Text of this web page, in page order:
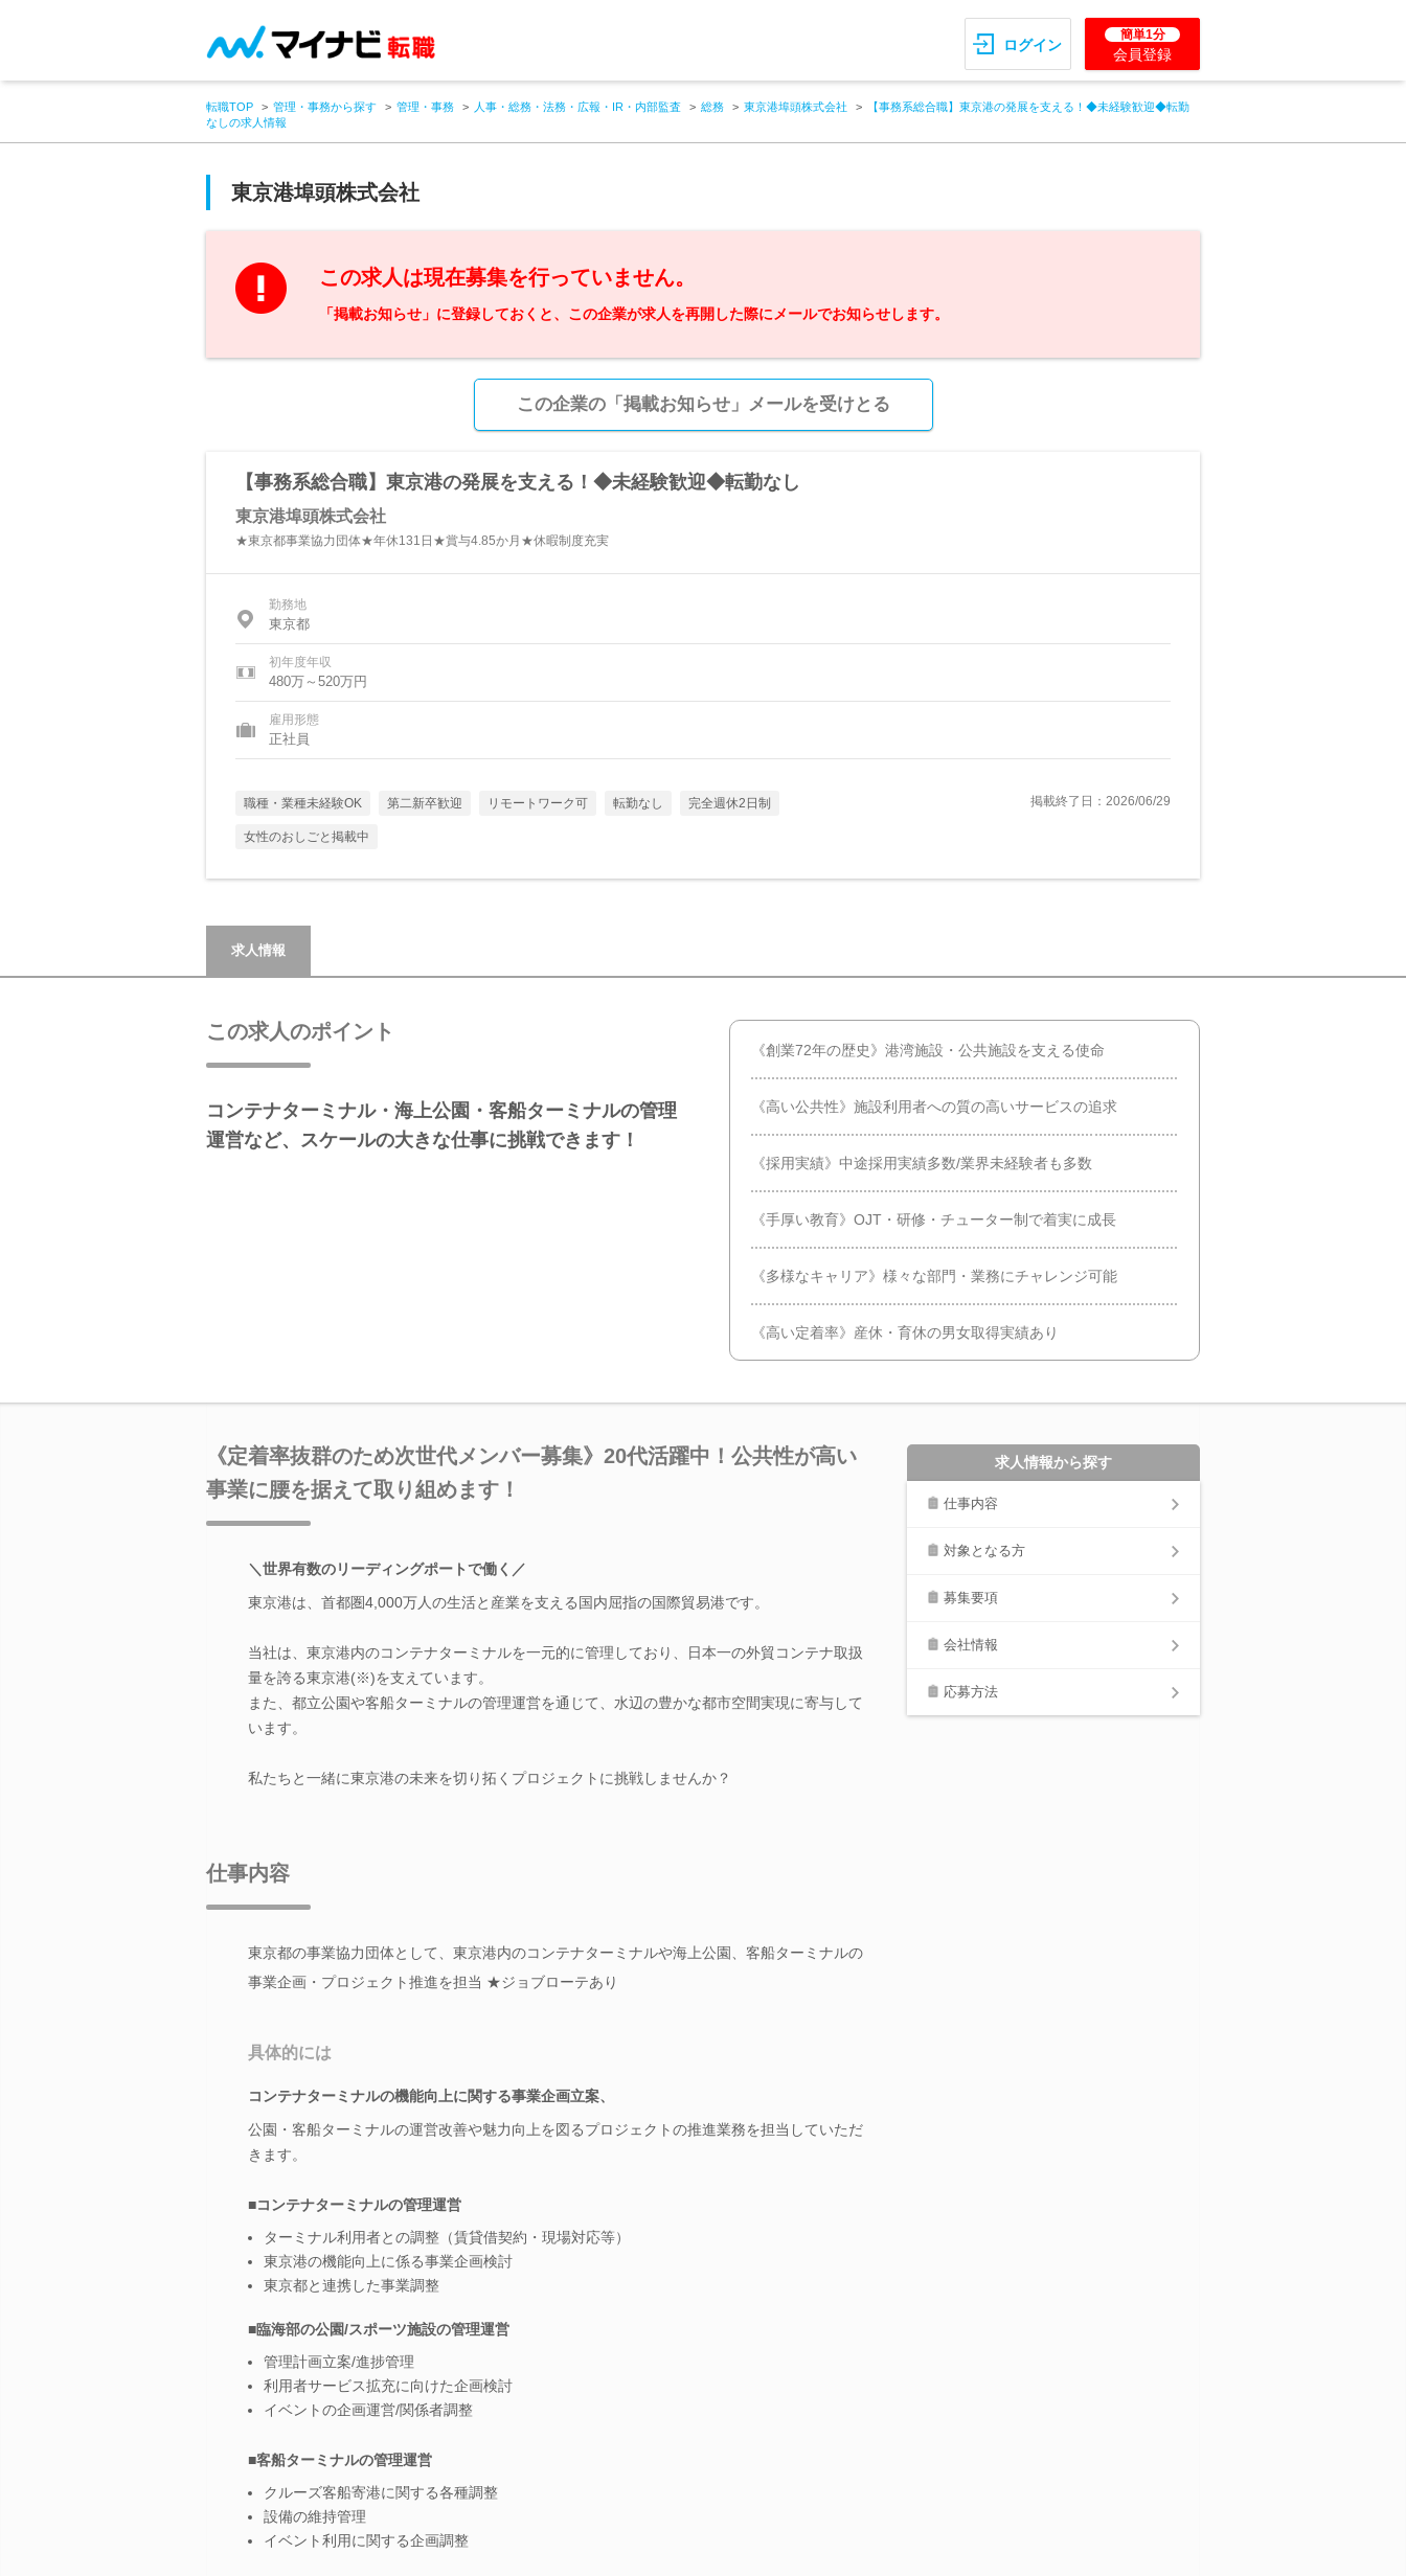
ログイン
簡単1分
会員登録
転職TOP 管理・事務から探す 管理・事務 人事・総務・法務・広報・IR・内部監査 総務 東京港埠頭株式会社
【事務系総合職】東京港の発展を支える！◆未経験歓迎◆転勤
なしの求人情報
東京港埠頭株式会社
この求人は現在募集を行っていません。
「掲載お知らせ」に登録しておくと、この企業が求人を再開した際にメールでお知らせします。
この企業の「掲載お知らせ」メールを受けとる
【事務系総合職】東京港の発展を支える！◆未経験歓迎◆転勤なし
東京港埠頭株式会社
★東京都事業協力団体★年休131日★賞与4.85か月★休暇制度充実
勤務地
東京都
初年度年収
480万～520万円
雇用形態
正社員
職種・業種未経験OK 第二新卒歓迎 リモートワーク可 転勤なし 完全週休2日制
女性のおしごと掲載中
掲載終了日：2026/06/29
求人情報
この求人のポイント
コンテナターミナル・海上公園・客船ターミナルの管理
運営など、スケールの大きな仕事に挑戦できます！
《創業72年の歴史》港湾施設・公共施設を支える使命
《高い公共性》施設利用者への質の高いサービスの追求
《採用実績》中途採用実績多数/業界未経験者も多数
《手厚い教育》OJT・研修・チューター制で着実に成長
《多様なキャリア》様々な部門・業務にチャレンジ可能
《高い定着率》産休・育休の男女取得実績あり
《定着率抜群のため次世代メンバー募集》20代活躍中！公共性が高い
事業に腰を据えて取り組めます！
＼世界有数のリーディングポートで働く／
東京港は、首都圏4,000万人の生活と産業を支える国内屈指の国際貿易港です。
当社は、東京港内のコンテナターミナルを一元的に管理しており、日本一の外貿コンテナ取扱
量を誇る東京港(※)を支えています。
また、都立公園や客船ターミナルの管理運営を通じて、水辺の豊かな都市空間実現に寄与して
います。
私たちと一緒に東京港の未来を切り拓くプロジェクトに挑戦しませんか？
仕事内容
東京都の事業協力団体として、東京港内のコンテナターミナルや海上公園、客船ターミナルの
事業企画・プロジェクト推進を担当 ★ジョブローテあり
具体的には
コンテナターミナルの機能向上に関する事業企画立案、
公園・客船ターミナルの運営改善や魅力向上を図るプロジェクトの推進業務を担当していただ
きます。
■コンテナターミナルの管理運営
ターミナル利用者との調整（賃貸借契約・現場対応等）
東京港の機能向上に係る事業企画検討
東京都と連携した事業調整
■臨海部の公園/スポーツ施設の管理運営
管理計画立案/進捗管理
利用者サービス拡充に向けた企画検討
イベントの企画運営/関係者調整
■客船ターミナルの管理運営
クルーズ客船寄港に関する各種調整
設備の維持管理
イベント利用に関する企画調整
求人情報から探す
仕事内容
対象となる方
募集要項
会社情報
応募方法